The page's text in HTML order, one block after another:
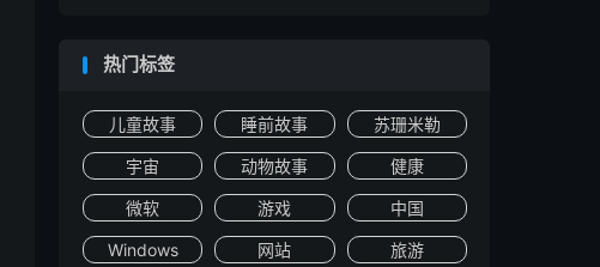
热门标签
儿童故事 睡前故事 苏珊米勒
宇宙 动物故事 健康
微软 游戏 中国
Windows 网站 旅游